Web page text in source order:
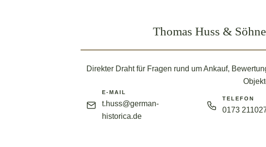
Thomas Huss &
Direkter Draht für Fragen rund um Ankauf,
E-MAIL
t.huss@german-
historica.de
TELEFON
0173